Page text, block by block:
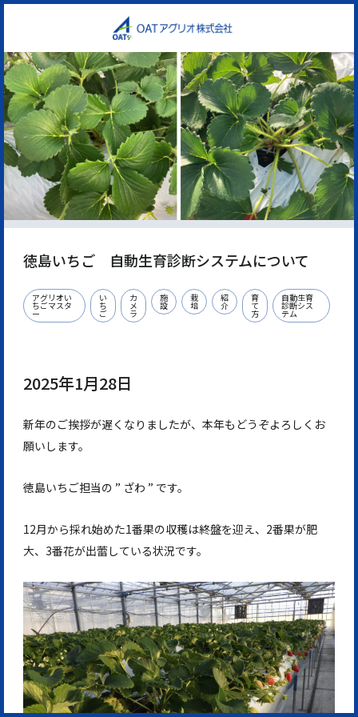
徳島いちご 自動生育診断システムについて
アグリオい
ちごマスタ
ー
い
ち
ご
カ
メ
ラ
施
設
栽
培
紹
介
育
て
方
自動生育
診断シス
テム
2025年1月28日
新年のご挨拶が遅くなりましたが、本年もどうぞよろしくお
願いします。
徳島いちご担当の ” ざわ ” です。
12月から採れ始めた1番果の収穫は終盤を迎え、2番果が肥
大、3番花が出蕾している状況です。